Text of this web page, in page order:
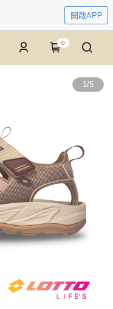
開啟APP
0
1/5